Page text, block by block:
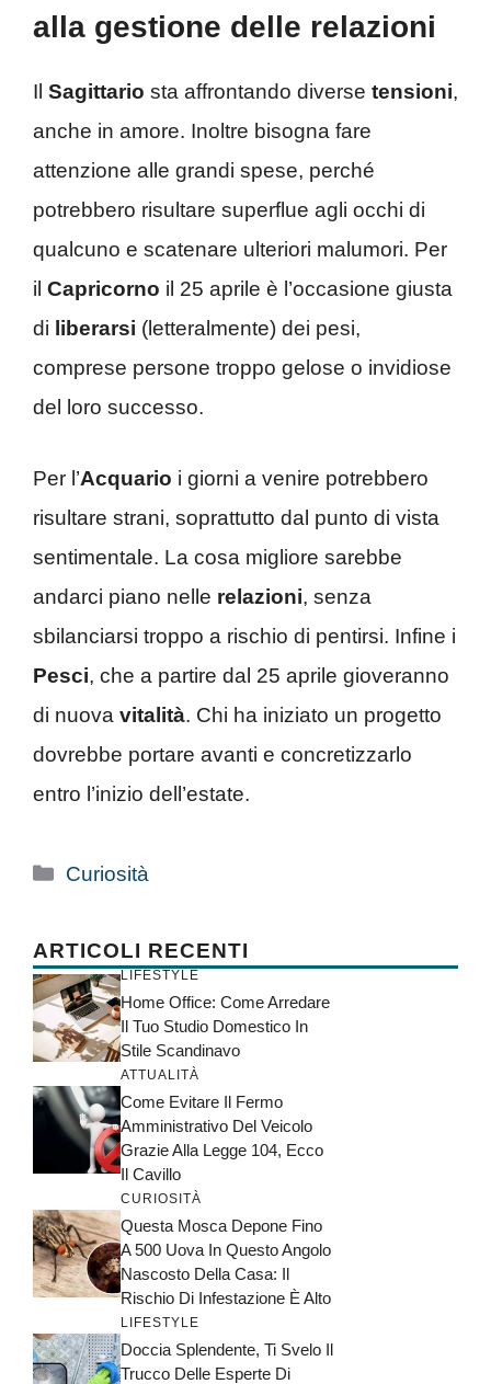
alla gestione delle relazioni
Il Sagittario sta affrontando diverse tensioni,
anche in amore. Inoltre bisogna fare
attenzione alle grandi spese, perché
potrebbero risultare superflue agli occhi di
qualcuno e scatenare ulteriori malumori. Per
il Capricorno il 25 aprile è l’occasione giusta
di liberarsi (letteralmente) dei pesi,
comprese persone troppo gelose o invidiose
del loro successo.
Per l’Acquario i giorni a venire potrebbero
risultare strani, soprattutto dal punto di vista
sentimentale. La cosa migliore sarebbe
andarci piano nelle relazioni, senza
sbilanciarsi troppo a rischio di pentirsi. Infine i
Pesci, che a partire dal 25 aprile gioveranno
di nuova vitalità. Chi ha iniziato un progetto
dovrebbe portare avanti e concretizzarlo
entro l’inizio dell’estate.
Categorie
Curiosità
ARTICOLI RECENTI
LIFESTYLE
Home Office: Come Arredare
Il Tuo Studio Domestico In
Stile Scandinavo
ATTUALITÀ
Come Evitare Il Fermo
Amministrativo Del Veicolo
Grazie Alla Legge 104, Ecco
Il Cavillo
CURIOSITÀ
Questa Mosca Depone Fino
A 500 Uova In Questo Angolo
Nascosto Della Casa: Il
Rischio Di Infestazione È Alto
LIFESTYLE
Doccia Splendente, Ti Svelo Il
Trucco Delle Esperte Di